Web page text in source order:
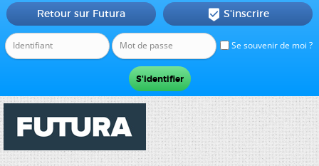
Se souvenir de moi ?
Retour sur Futura  S'inscrire